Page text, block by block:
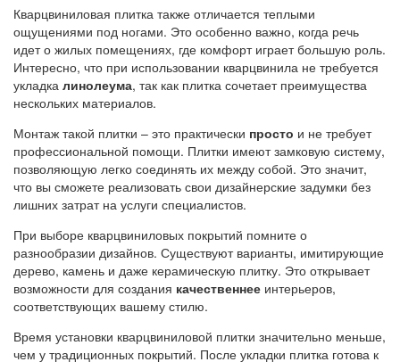
Кварцвиниловая плитка также отличается теплыми
ощущениями под ногами. Это особенно важно, когда речь
идет о жилых помещениях, где комфорт играет большую роль.
Интересно, что при использовании кварцвинила не требуется
укладка линолеума, так как плитка сочетает преимущества
нескольких материалов.
Монтаж такой плитки – это практически просто и не требует
профессиональной помощи. Плитки имеют замковую систему,
позволяющую легко соединять их между собой. Это значит,
что вы сможете реализовать свои дизайнерские задумки без
лишних затрат на услуги специалистов.
При выборе кварцвиниловых покрытий помните о
разнообразии дизайнов. Существуют варианты, имитирующие
дерево, камень и даже керамическую плитку. Это открывает
возможности для создания качественнее интерьеров,
соответствующих вашему стилю.
Время установки кварцвиниловой плитки значительно меньше,
чем у традиционных покрытий. После укладки плитка готова к